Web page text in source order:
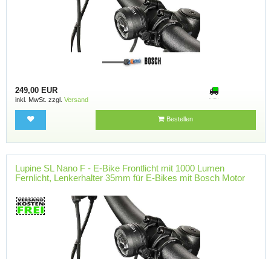
249,00 EUR
inkl. MwSt. zzgl. Versand
Bestellen
Lupine SL Nano F - E-Bike Frontlicht mit 1000 Lumen
Fernlicht, Lenkerhalter 35mm für E-Bikes mit Bosch Motor